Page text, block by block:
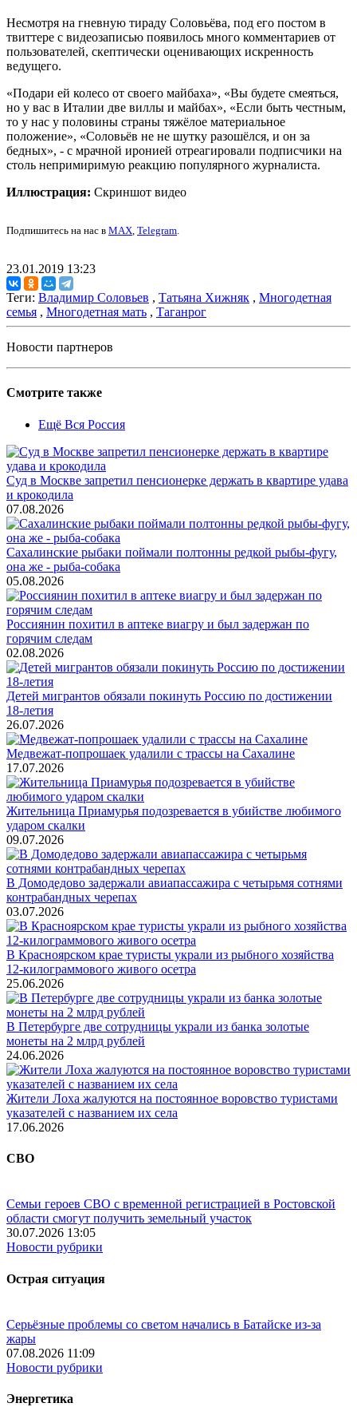
Несмотря на гневную тираду Соловьёва, под его постом в
твиттере с видеозаписью появилось много комментариев от
пользователей, скептически оценивающих искренность
ведущего.
«Подари ей колесо от своего майбаха», «Вы будете смеяться,
но у вас в Италии две виллы и майбах», «Если быть честным,
то у нас у половины страны тяжёлое материальное
положение», «Соловьёв не не шутку разошёлся, и он за
бедных», - с мрачной иронией отреагировали подписчики на
столь непримиримую реакцию популярного журналиста.
Иллюстрация: Скриншот видео
Подпишитесь на нас в MAX, Telegram.
23.01.2019 13:23
Теги: Владимир Соловьев , Татьяна Хижняк , Многодетная
семья , Многодетная мать , Таганрог
Новости партнеров
Смотрите также
Ещё Вся Россия
Суд в Москве запретил пенсионерке держать в квартире удава
и крокодила
07.08.2026
Сахалинские рыбаки поймали полтонны редкой рыбы-фугу,
она же - рыба-собака
05.08.2026
Россиянин похитил в аптеке виагру и был задержан по
горячим следам
02.08.2026
Детей мигрантов обязали покинуть Россию по достижении
18-летия
26.07.2026
Медвежат-попрошаек удалили с трассы на Сахалине
17.07.2026
Жительница Приамурья подозревается в убийстве любимого
ударом скалки
09.07.2026
В Домодедово задержали авиапассажира с четырьмя сотнями
контрабандных черепах
03.07.2026
В Красноярском крае туристы украли из рыбного хозяйства
12-килограммового живого осетра
25.06.2026
В Петербурге две сотрудницы украли из банка золотые
монеты на 2 млрд рублей
24.06.2026
Жители Лоха жалуются на постоянное воровство туристами
указателей с названием их села
17.06.2026
СВО
Семьи героев СВО с временной регистрацией в Ростовской
области смогут получить земельный участок
30.07.2026 13:05
Новости рубрики
Острая ситуация
Серьёзные проблемы со светом начались в Батайске из-за
жары
07.08.2026 11:09
Новости рубрики
Энергетика